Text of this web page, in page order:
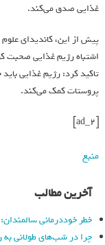
غذایی صدق می‌کند.
پیش از این، کاندیدای
اشتباه رژیم غذایی صحبت
تاکید کرد: رژیم غذایی
پروستات کمک می‌کند.
[ad_2]
منبع
آخرین مطالب
خطر خوددرمانی
چرا در شب‌های طولانی